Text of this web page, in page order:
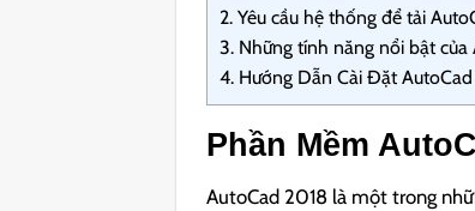
2. Yêu cầu hệ thống để tải
3. Những tính năng nổi bật của
4. Hướng Dẫn Cài Đặt
Phần Mềm
AutoCad 2018 là một trong